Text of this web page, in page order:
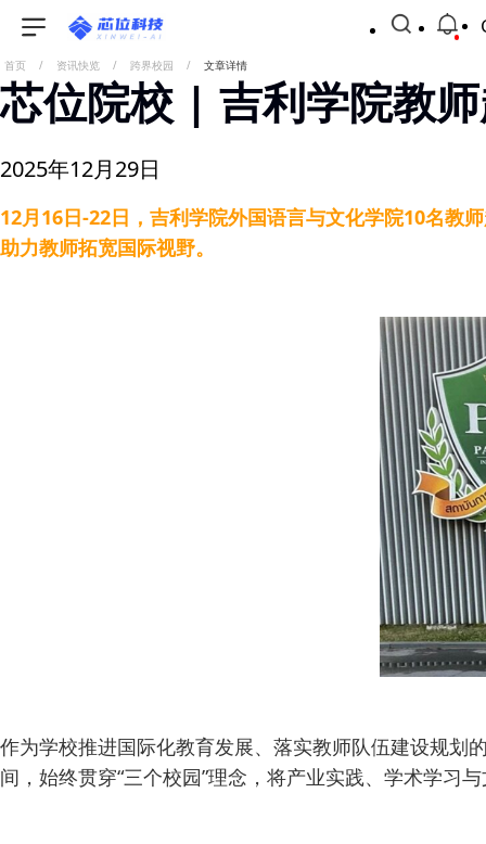
首页 / 资讯快览 / 跨界校园 / 文章详情
芯位院校 | 吉利学院教
2025年12月29日
12月16日-22日，吉利学院外国语言与文化学院10名教
助力教师拓宽国际视野。
作为学校推进国际化教育发展、落实教师队伍建设规划
间，始终贯穿“三个校园”理念，将产业实践、学术学习